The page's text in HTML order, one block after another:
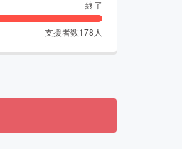
終了
支援者数178人